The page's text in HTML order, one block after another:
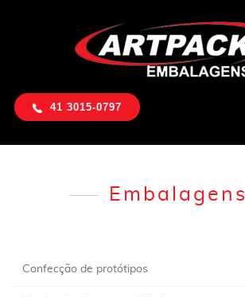
41 3015-0797
Embalagens
Confecção de protótipos